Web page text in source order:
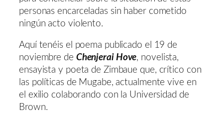
personas encarceladas sin haber cometido
ningún acto violento.
Aquí tenéis el poema publicado el 19 de
noviembre de Chenjerai Hove, novelista,
ensayista y poeta de Zimbaue que, crítico con
las políticas de Mugabe, actualmente vive en
el exilio colaborando con la Universidad de
Brown.